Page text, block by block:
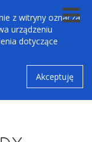
z witryny oznacza
urządzeniu
dotyczące
Akceptuję